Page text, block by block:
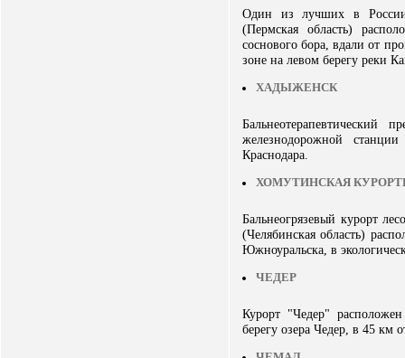
Один из лучших в
(Пермская область)
соснового бора, вдали от
зоне на левом берегу реки
ХАДЫЖЕНСК
железнодорожной
Краснодара.
ХОМУТИНСКАЯ
Бальнеогрязевый курорт
(Челябинская область)
Южноуральска, в
ЧЕДЕР
Курорт "Чедер"
берегу озера Чедер, в 45 км